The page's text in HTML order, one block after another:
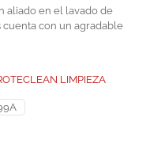
aliado en el lavado de
cuenta con un agradable
LIMPIEZA